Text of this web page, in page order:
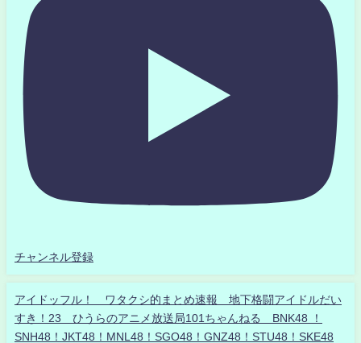
チャンネル登録
アイドッフル！ ワタクシ的まとめ速報 地下格闘アイドルだい
すき！23 ひうらのアニメ放送局101ちゃんねる BNK48 ！
SNH48！JKT48！MNL48！SGO48！GNZ48！STU48！SKE48